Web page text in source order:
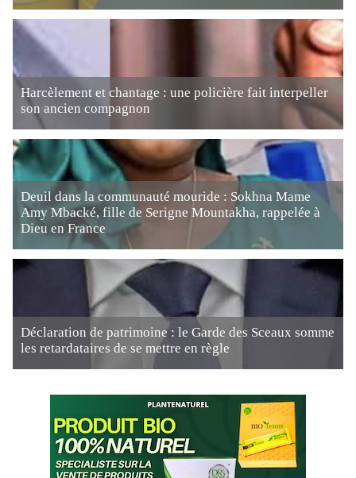
Harcèlement et chantage : une policière fait interpeller
son ancien compagnon
Deuil dans la communauté mouride : Sokhna Mame
Amy Mbacké, fille de Serigne Mountakha, rappelée à
Dieu en France
Déclaration de patrimoine : le Garde des Sceaux somme
les retardataires de se mettre en règle